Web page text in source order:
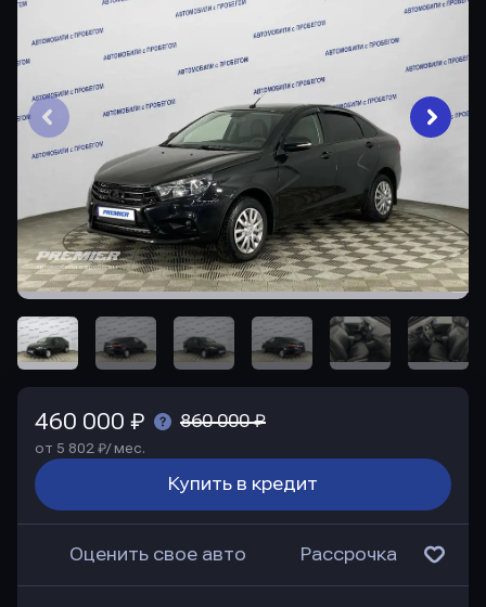
460 000 ₽ 860 000 ₽
от 5 802 ₽/ мес.
Купить в кредит
Оценить свое авто Рассрочка